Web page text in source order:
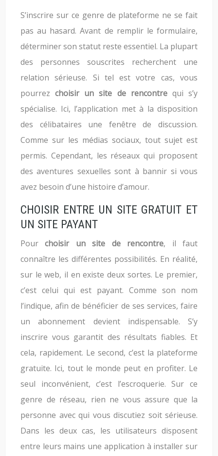
S’inscrire sur ce genre de plateforme ne se fait
pas au hasard. Avant de remplir le formulaire,
déterminer son statut reste essentiel. La plupart
des personnes souscrites recherchent une
relation sérieuse. Si tel est votre cas, vous
pourrezchoisir un site de rencontrequi s’y
spécialise. Ici, l’application met à la disposition
des célibataires une fenêtre de discussion.
Comme sur les médias sociaux, tout sujet est
permis. Cependant, les réseaux qui proposent
des aventures sexuelles sont à bannir si vous
avez besoin d’une histoire d’amour.
CHOISIR ENTRE UN SITE GRATUIT ET
UN SITE PAYANT
Pourchoisir un site de rencontre, il faut
connaître les différentes possibilités. En réalité,
sur le web, il en existe deux sortes. Le premier,
c’est celui qui est payant. Comme son nom
l’indique, afin de bénéficier de ses services, faire
un abonnement devient indispensable. S’y
inscrire vous garantit des résultats fiables. Et
cela, rapidement. Le second, c’est la plateforme
gratuite. Ici, tout le monde peut en profiter. Le
seul inconvénient, c’est l’escroquerie. Sur ce
genre de réseau, rien ne vous assure que la
personne avec qui vous discutiez soit sérieuse.
Dans les deux cas, les utilisateurs disposent
entre leurs mains une application à installer sur